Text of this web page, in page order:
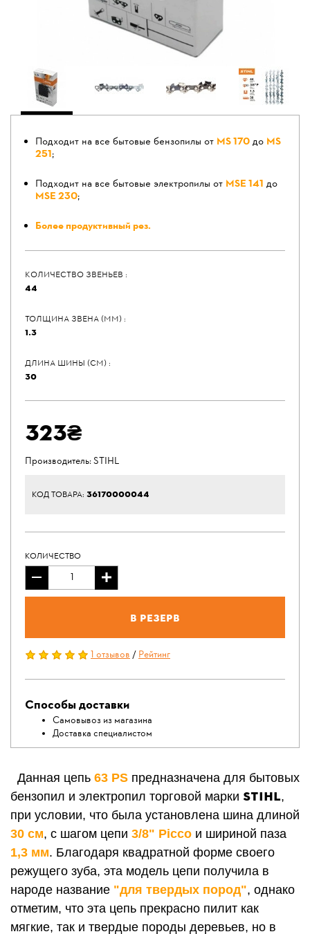
Подходит на все бытовые бензопилы от MS 170до MS
251;
Подходит на все бытовые электропилы от MSE 141 до
MSE 230;
Более продуктивный рез.
КОЛИЧЕСТВО ЗВЕНЬЕВ :
44
ТОЛЩИНА ЗВЕНА (ММ) :
1.3
ДЛИНА ШИНЫ (СМ) :
30
323₴
Производитель:STIHL
КОД ТОВАРА: 36170000044
КОЛИЧЕСТВО
В резерв
1 отзывов/Рейтинг
Способы доставки
Самовывоз из магазина
Доставка специалистом
Данная цепь 63 РS предназначена для бытовых
бензопил и электропил торговой марки STIHL,
при условии, что была установлена шина длиной
30 см, с шагом цепи 3/8" Picco и шириной паза
1,3 мм. Благодаря квадратной форме своего
режущего зуба, эта модель цепи получила в
народе название "для твердых пород", однако
отметим, что эта цепь прекрасно пилит как
мягкие, так и твердые породы деревьев, но в